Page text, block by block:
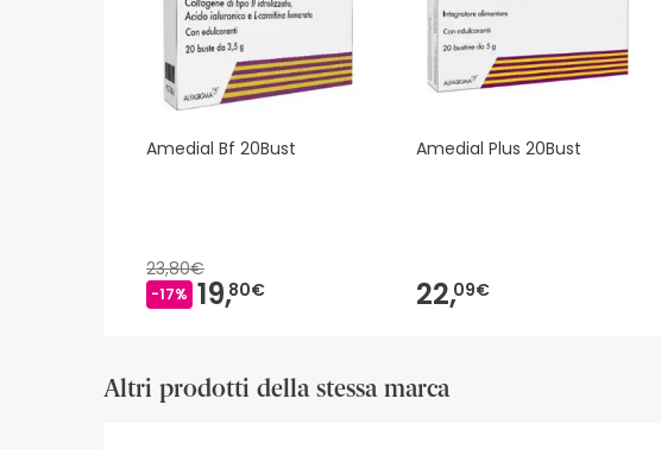
Amedial Bf 20Bust
23,80€
-17% 19,80€
Amedial Plus 20Bust
22,09€
Altri prodotti della stessa marca